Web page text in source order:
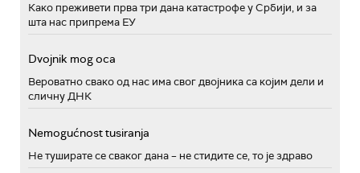
Како преживети прва три дана катастрофе у Србији, и за
шта нас припрема ЕУ
Dvojnik mog oca
Вероватно свако од нас има свог двојника са којим дели и
сличну ДНК
Nemogućnost tusiranja
Не туширате се сваког дана – не стидите се, то је здраво